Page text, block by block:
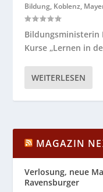
Bildung, Koblenz,
Bildungsministerin
Kurse „Lernen in
WEITERLESEN
MAGAZIN
Verlosung, neue
Ravensburger